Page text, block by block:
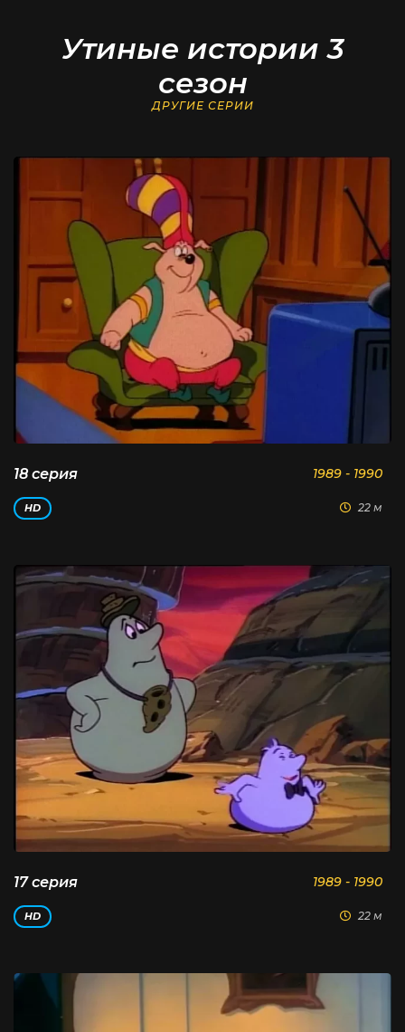
Утиные истории 3
сезон
ДРУГИЕ СЕРИИ
18 серия 1989 - 1990
HD 22 м
17 серия 1989 - 1990
HD 22 м